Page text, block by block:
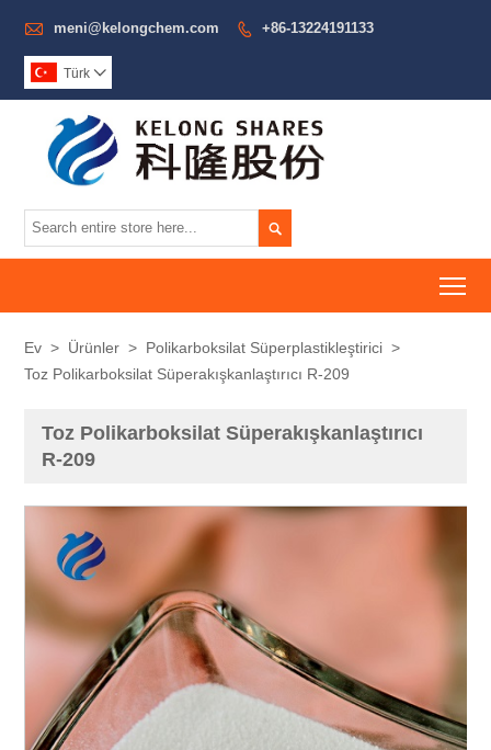
 meni@kelongchem.com  +86-13224191133
Türk 

Ev > Ürünler > Polikarboksilat Süperplastikleştirici >
Toz Polikarboksilat Süperakışkanlaştırıcı R-209
Toz Polikarboksilat Süperakışkanlaştırıcı
R-209